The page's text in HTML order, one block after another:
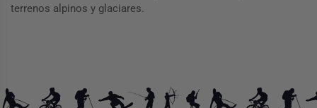
terrenos alpinos y glaciares.